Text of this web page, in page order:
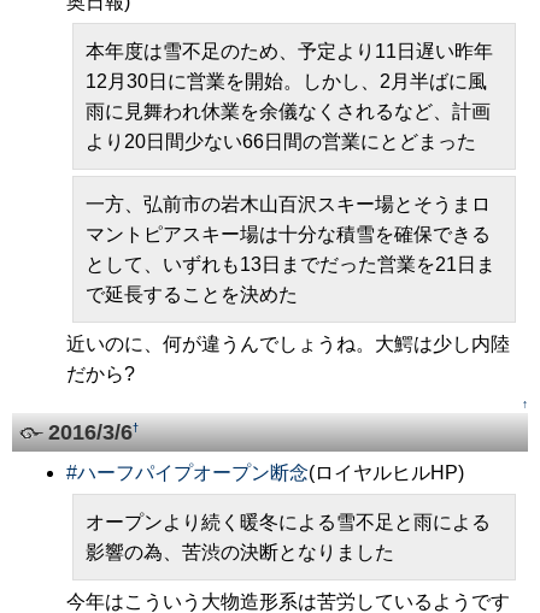
本年度は雪不足のため、予定より11日遅い昨年
12月30日に営業を開始。しかし、2月半ばに風
雨に見舞われ休業を余儀なくされるなど、計画
より20日間少ない66日間の営業にとどまった
一方、弘前市の岩木山百沢スキー場とそうまロ
マントピアスキー場は十分な積雪を確保できる
として、いずれも13日までだった営業を21日ま
で延長することを決めた
近いのに、何が違うんでしょうね。大鰐は少し内陸
だから?
↑
2016/3/6†
#ハーフパイプオープン断念(ロイヤルヒルHP)
オープンより続く暖冬による雪不足と雨による
影響の為、苦渋の決断となりました
今年はこういう大物造形系は苦労しているようです